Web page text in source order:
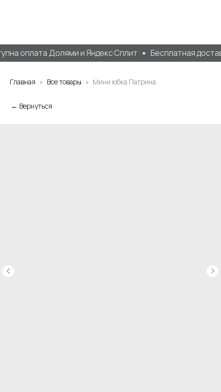
оплата Долями и Яндекс Сплит Бесплатная
Главная Все товары Мини юбка Патрина
← Вернуться